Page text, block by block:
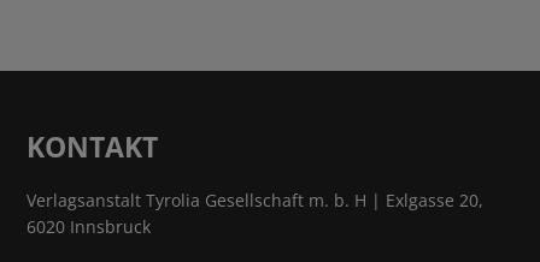
KONTAKT
Verlagsanstalt Tyrolia Gesellschaft m. b. H | Exlgasse 20,
6020 Innsbruck